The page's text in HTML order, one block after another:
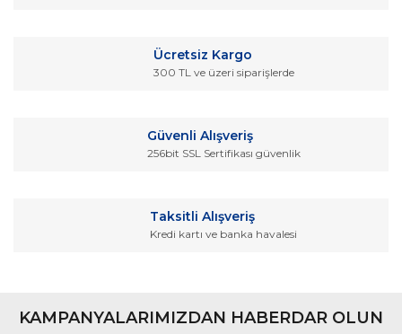
Ürün fiyatı diğer sitelerden daha pahalı.
Ücretsiz Kargo
300 TL ve üzeri siparişlerde
Güvenli Alışveriş
256bit SSL Sertifikası güvenlik
Taksitli Alışveriş
Kredi kartı ve banka havalesi
KAMPANYALARIMIZDAN HABERDAR OLUN